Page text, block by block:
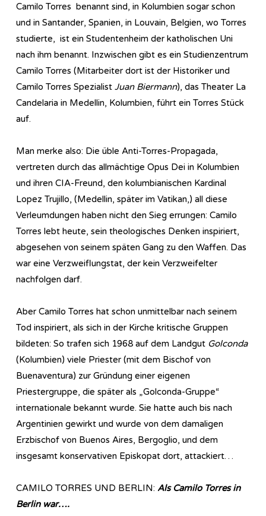
Camilo Torres benannt sind, in Kolumbien sogar schon
und in Santander, Spanien, in Louvain, Belgien, wo Torres
studierte, ist ein Studentenheim der katholischen Uni
nach ihm benannt. Inzwischen gibt es ein Studienzentrum
Camilo Torres (Mitarbeiter dort ist der Historiker und
Camilo Torres Spezialist Juan Biermann), das Theater La
Candelaria in Medellin, Kolumbien, führt ein Torres Stück
auf.
Man merke also: Die üble Anti-Torres-Propagada,
vertreten durch das allmächtige Opus Dei in Kolumbien
und ihren CIA-Freund, den kolumbianischen Kardinal
Lopez Trujillo, (Medellin, später im Vatikan,) all diese
Verleumdungen haben nicht den Sieg errungen: Camilo
Torres lebt heute, sein theologisches Denken inspiriert,
abgesehen von seinem späten Gang zu den Waffen. Das
war eine Verzweiflungstat, der kein Verzweifelter
nachfolgen darf.
Aber Camilo Torres hat schon unmittelbar nach seinem
Tod inspiriert, als sich in der Kirche kritische Gruppen
bildeten: So trafen sich 1968 auf dem Landgut Golconda
(Kolumbien) viele Priester (mit dem Bischof von
Buenaventura) zur Gründung einer eigenen
Priestergruppe, die später als „Golconda-Gruppe“
internationale bekannt wurde. Sie hatte auch bis nach
Argentinien gewirkt und wurde von dem damaligen
Erzbischof von Buenos Aires, Bergoglio, und dem
insgesamt konservativen Episkopat dort, attackiert…
CAMILO TORRES UND BERLIN: Als Camilo Torres in
Berlin war….